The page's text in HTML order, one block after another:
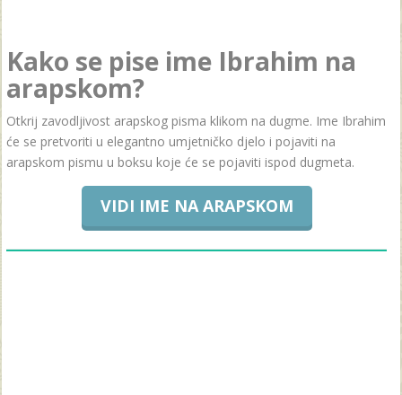
Kako se pise ime Ibrahim na
arapskom?
Otkrij zavodljivost arapskog pisma klikom na dugme. Ime Ibrahim
će se pretvoriti u elegantno umjetničko djelo i pojaviti na
arapskom pismu u boksu koje će se pojaviti ispod dugmeta.
VIDI IME NA ARAPSKOM